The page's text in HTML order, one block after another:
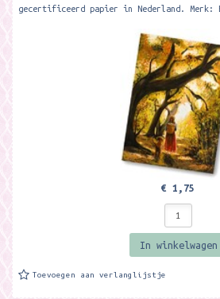
gecertificeerd papier in Nederland. Merk:
€ 1,75
In winkelwagen
Toevoegen aan verlanglijstje